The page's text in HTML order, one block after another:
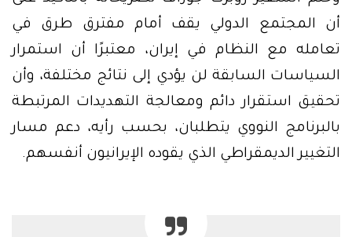
أن المجتمع الدولي يقف أمام مفترق طرق في
تعامله مع النظام في إيران، معتبرًا أن استمرار
السياسات السابقة لن يؤدي إلى نتائج مختلفة، وأن
تحقيق استقرار دائم ومعالجة التهديدات المرتبطة
بالبرنامج النووي يتطلبان، بحسب رأيه، دعم مسار
التغيير الديمقراطي الذي يقوده الإيرانيون أنفسهم.